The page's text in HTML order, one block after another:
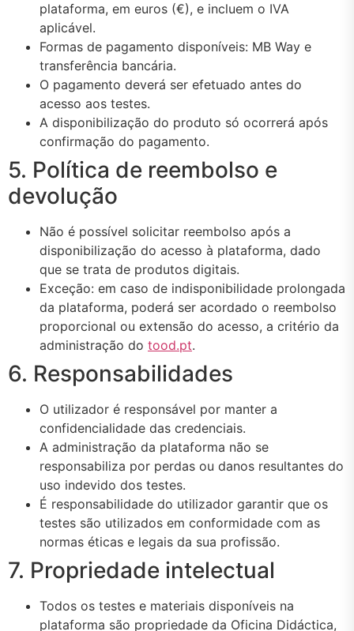
plataforma, em euros (€), e incluem o IVA
aplicável.
Formas de pagamento disponíveis: MB Way e
transferência bancária.
O pagamento deverá ser efetuado antes do
acesso aos testes.
A disponibilização do produto só ocorrerá após
confirmação do pagamento.
5. Política de reembolso e
devolução
Não é possível solicitar reembolso após a
disponibilização do acesso à plataforma, dado
que se trata de produtos digitais.
Exceção: em caso de indisponibilidade prolongada
da plataforma, poderá ser acordado o reembolso
proporcional ou extensão do acesso, a critério da
administração do tood.pt.
6. Responsabilidades
O utilizador é responsável por manter a
confidencialidade das credenciais.
A administração da plataforma não se
responsabiliza por perdas ou danos resultantes do
uso indevido dos testes.
É responsabilidade do utilizador garantir que os
testes são utilizados em conformidade com as
normas éticas e legais da sua profissão.
7. Propriedade intelectual
Todos os testes e materiais disponíveis na
plataforma são propriedade da Oficina Didáctica,